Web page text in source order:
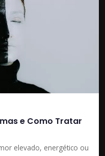
e Como Tratar
elevado, energético ou